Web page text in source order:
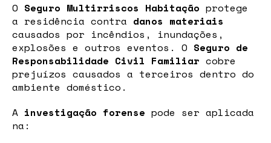
O Seguro Multirriscos Habitação protege
a residência contra danos materiais
causados por incêndios, inundações,
explosões e outros eventos. O Seguro de
Responsabilidade Civil Familiar cobre
prejuízos causados a terceiros dentro do
ambiente doméstico.
A investigação forense pode ser aplicada
na: